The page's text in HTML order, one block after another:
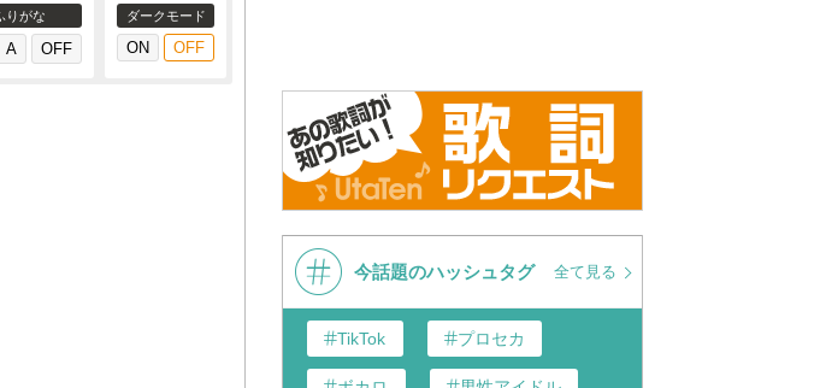
りがな ダークモード
今話題のハッシュタグ 全て見る
TikTok プロセカ